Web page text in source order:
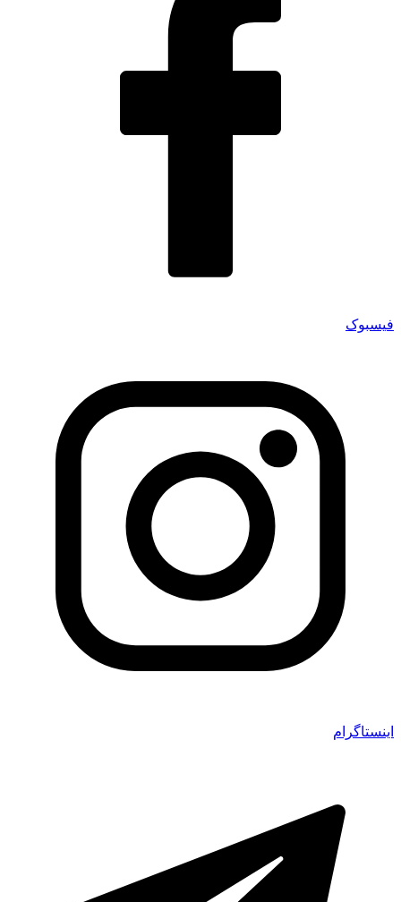
فیسبوک
اینستاگرام